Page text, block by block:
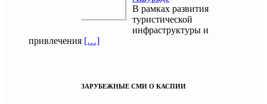
В рамках развития
туристической
инфраструктуры и
привлечения […]
ЗАРУБЕЖНЫЕ СМИ О КАСПИИ